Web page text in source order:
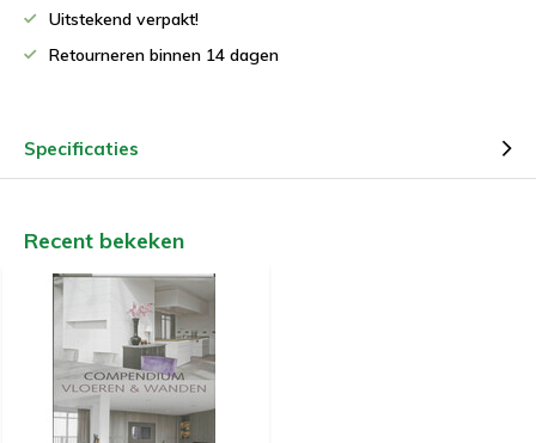
Uitstekend verpakt!
Retourneren binnen 14 dagen
Specificaties
Recent bekeken